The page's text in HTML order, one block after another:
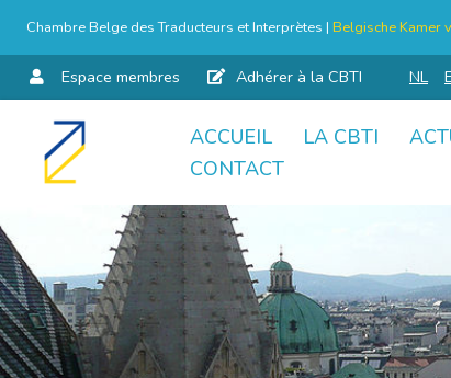
Chambre Belge des Traducteurs et Interprètes | Belgische Kamer
Espace membres Adhérer à la CBTI NL
Aller
ACCUEIL LA CBTI
CONTACT